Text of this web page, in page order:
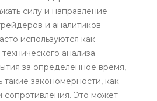
силу и направление
и аналитиков
используются как
анализа.
за определенное время,
такие закономерности, как
Это может